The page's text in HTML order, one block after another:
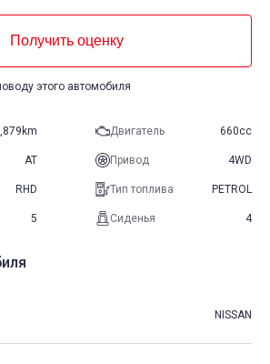
Получить оценку
этого автомобиля
Двигатель 660cc
AT Привод 4WD
RHD Тип топлива PETROL
5 Сиденья 4
NISSAN